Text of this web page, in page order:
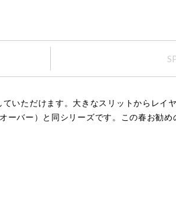
いただけます。大きなスリットからレイ
バー）と同シリーズです。この春お勧め